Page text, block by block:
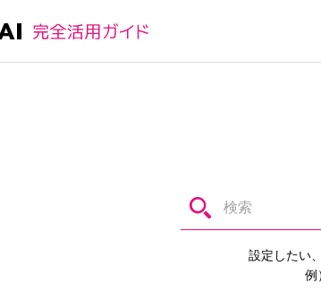
設定したい
例